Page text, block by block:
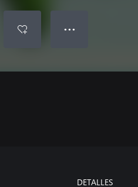
● ● ●
DETALLES